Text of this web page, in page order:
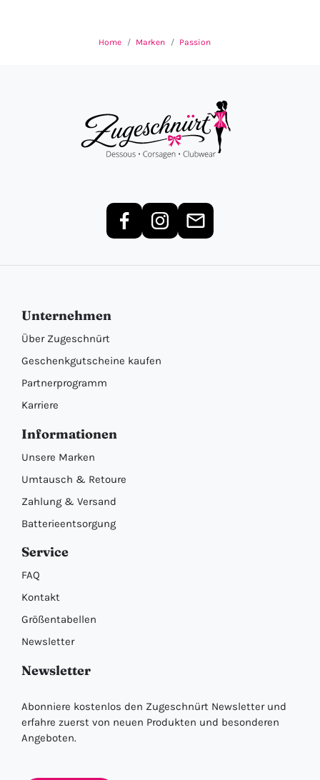
Home Marken Passion
Unternehmen
Über Zugeschnürt
Geschenkgutscheine kaufen
Partnerprogramm
Karriere
Informationen
Unsere Marken
Umtausch & Retoure
Zahlung & Versand
Batterieentsorgung
Service
FAQ
Kontakt
Größentabellen
Newsletter
Newsletter
Abonniere kostenlos den Zugeschnürt Newsletter und
erfahre zuerst von neuen Produkten und besonderen
Angeboten.